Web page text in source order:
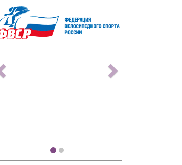
Previous